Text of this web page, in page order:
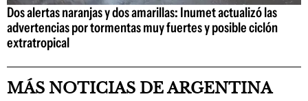
Dos alertas naranjas y dos amarillas: Inumet actualizó las
advertencias por tormentas muy fuertes y posible ciclón
extratropical
MÁS NOTICIAS DE ARGENTINA